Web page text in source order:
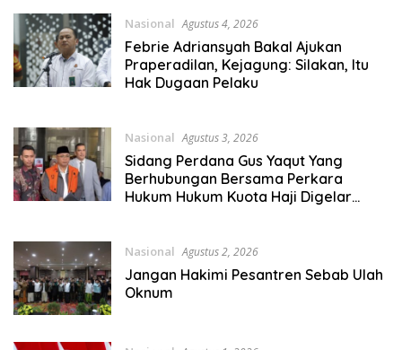
Nasional Agustus 4, 2026
Febrie Adriansyah Bakal Ajukan
Praperadilan, Kejagung: Silakan, Itu
Hak Dugaan Pelaku
Nasional Agustus 3, 2026
Sidang Perdana Gus Yaqut Yang
Berhubungan Bersama Perkara
Hukum Hukum Kuota Haji Digelar
Nasional Agustus 2, 2026
Jangan Hakimi Pesantren Sebab Ulah
Oknum